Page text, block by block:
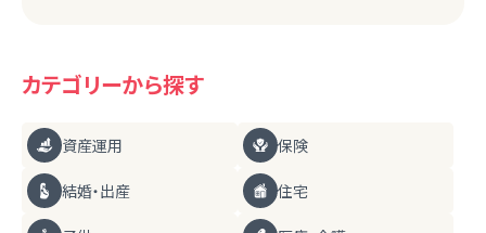
カテゴリーから探す
資産運用 保険
結婚・出産 住宅